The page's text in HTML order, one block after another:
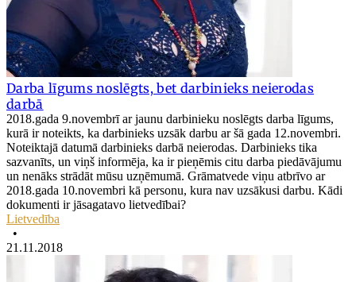
Darba līgums noslēgts, bet darbinieks neierodas
darbā
2018.gada 9.novembrī ar jaunu darbinieku noslēgts darba līgums,
kurā ir noteikts, ka darbinieks uzsāk darbu ar šā gada 12.novembri.
Noteiktajā datumā darbinieks darbā neierodas. Darbinieks tika
sazvanīts, un viņš informēja, ka ir pieņēmis citu darba piedāvājumu
un nenāks strādāt mūsu uzņēmumā. Grāmatvede viņu atbrīvo ar
2018.gada 10.novembri kā personu, kura nav uzsākusi darbu. Kādi
dokumenti ir jāsagatavo lietvedībai?
Lietvedība
•
21.11.2018